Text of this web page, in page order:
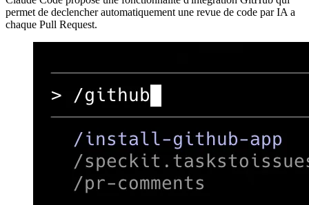
permet de declencher automatiquement une revue de code par IA a
chaque Pull Request.